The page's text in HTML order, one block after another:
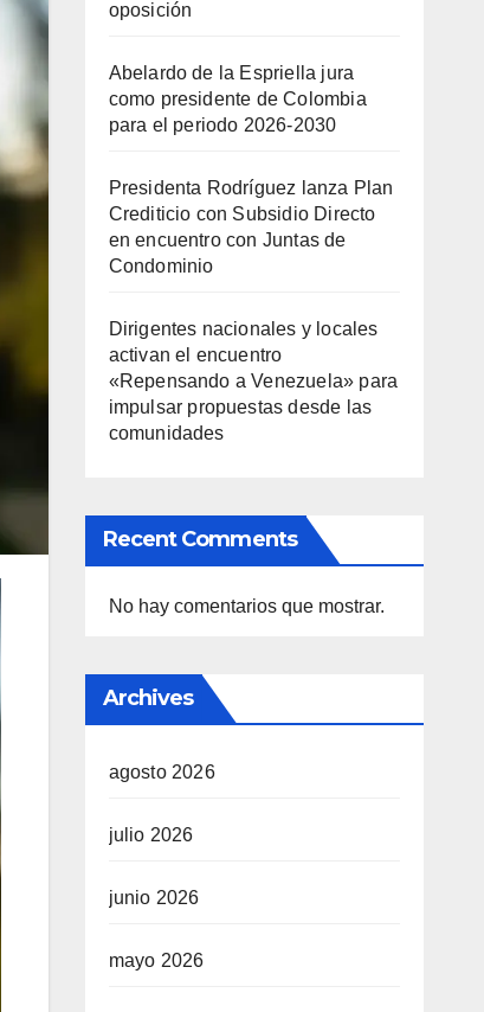
oposición
Abelardo de la Espriella jura
como presidente de Colombia
para el periodo 2026-2030
Presidenta Rodríguez lanza Plan
Crediticio con Subsidio Directo
en encuentro con Juntas de
Condominio
Dirigentes nacionales y locales
activan el encuentro
«Repensando a Venezuela» para
impulsar propuestas desde las
comunidades
Recent Comments
No hay comentarios que mostrar.
Archives
agosto 2026
julio 2026
junio 2026
mayo 2026